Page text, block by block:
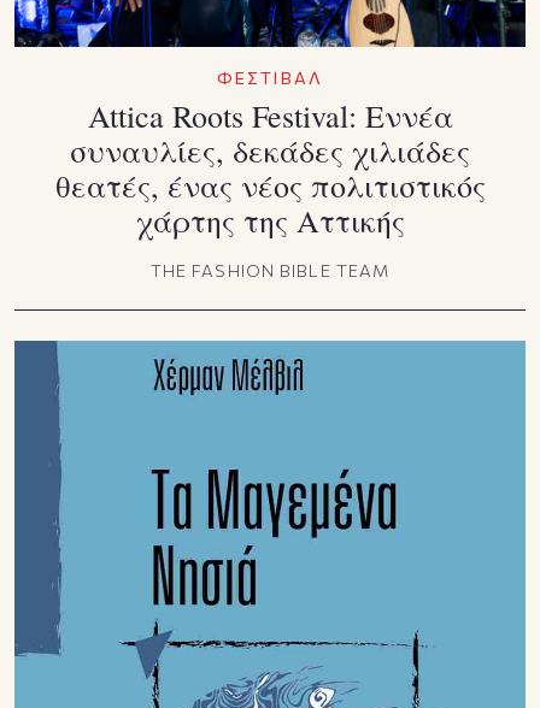
ΦΕΣΤΙΒΑΛ
Attica Roots Festival: Εννέα
συναυλίες, δεκάδες χιλιάδες
θεατές, ένας νέος πολιτιστικός
χάρτης της Αττικής
THE FASHION BIBLE TEAM